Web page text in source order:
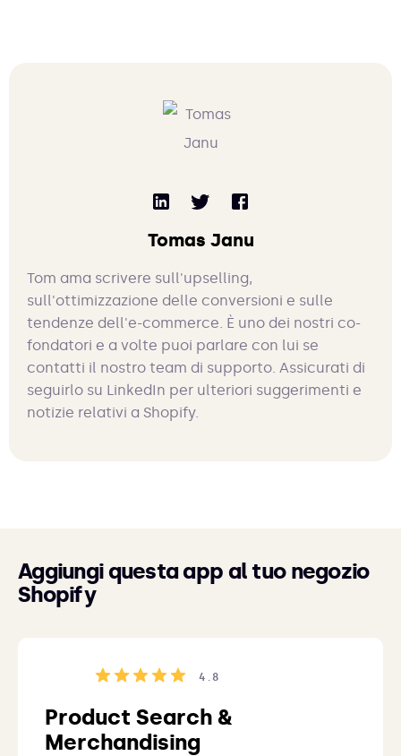
Tomas Janu
Tom ama scrivere sull'upselling,
sull'ottimizzazione delle conversioni e sulle
tendenze dell'e-commerce. È uno dei nostri co-
fondatori e a volte puoi parlare con lui se
contatti il nostro team di supporto. Assicurati di
seguirlo su LinkedIn per ulteriori suggerimenti e
notizie relativi a Shopify.
Aggiungi questa app al tuo negozio
Shopify
4.8
Product Search &
Merchandising